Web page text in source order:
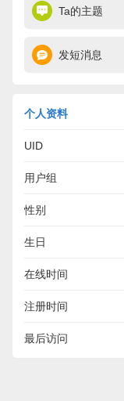
Ta的主题
发短消息
个人资料
UID
用户组
性别
生日
在线时间
注册时间
最后访问